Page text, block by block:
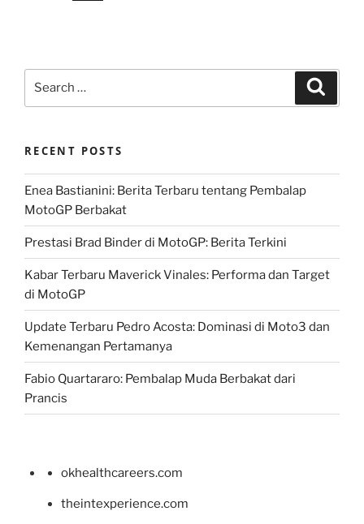
RECENT POSTS
Enea Bastianini: Berita Terbaru tentang Pembalap
MotoGP Berbakat
Prestasi Brad Binder di MotoGP: Berita Terkini
Kabar Terbaru Maverick Vinales: Performa dan Target
di MotoGP
Update Terbaru Pedro Acosta: Dominasi di Moto3 dan
Kemenangan Pertamanya
Fabio Quartararo: Pembalap Muda Berbakat dari
Prancis
okhealthcareers.com
theintexperience.com